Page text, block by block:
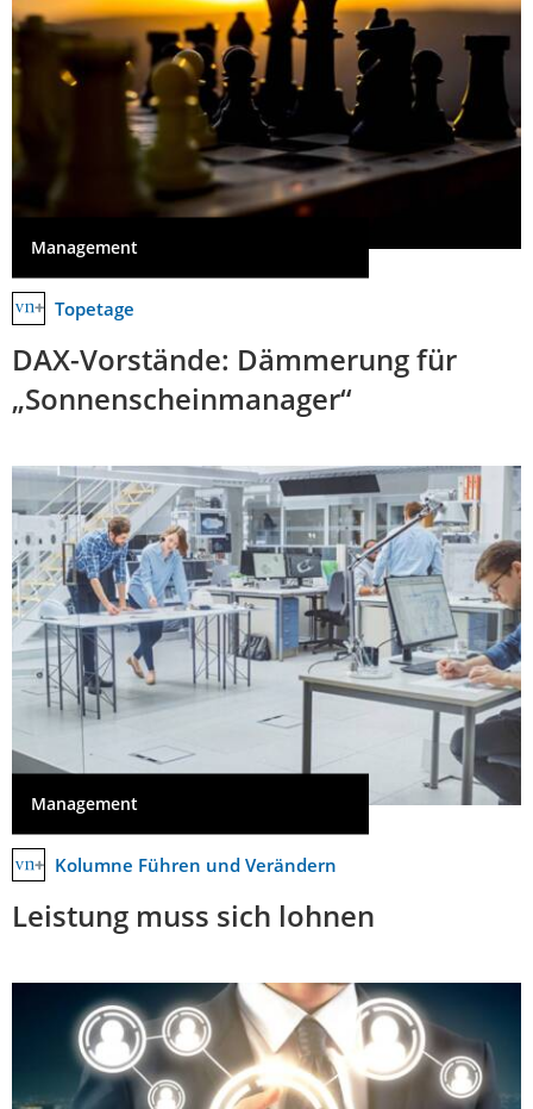
Management
Topetage
DAX-Vorstände: Dämmerung für
„Sonnenscheinmanager“
Management
Kolumne Führen und Verändern
Leistung muss sich lohnen